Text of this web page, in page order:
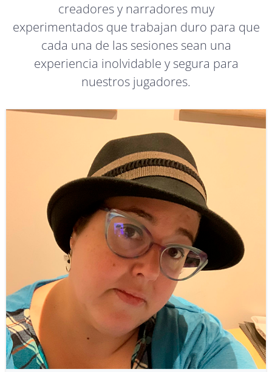
creadores y narradores muy
experimentados que trabajan duro para que
cada una de las sesiones sean una
experiencia inolvidable y segura para
nuestros jugadores.